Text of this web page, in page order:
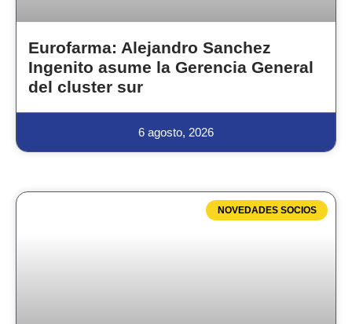
Eurofarma: Alejandro Sanchez
Ingenito asume la Gerencia General
del cluster sur
6 agosto, 2026
NOVEDADES SOCIOS